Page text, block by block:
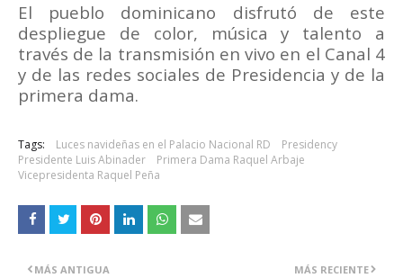
El pueblo dominicano disfrutó de este
despliegue de color, música y talento a
través de la transmisión en vivo en el Canal 4
y de las redes sociales de Presidencia y de la
primera dama.
Tags: Luces navideñas en el Palacio Nacional RD
Presidency
Presidente Luis Abinader
Primera Dama Raquel Arbaje
Vicepresidenta Raquel Peña
MÁS RECIENTE
MÁS ANTIGUA